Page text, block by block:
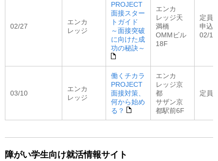
02/27
エンカ
レッジ
PROJECT
面接スター
トガイド
～面接突破
に向けた成
功の秘訣～
エンカ
レッジ天
満橋
OMMビル
18F
定員
申込
02/12
03/10
エンカ
レッジ
働くチカラ
PROJECT
面接対策、
何から始め
る？
エンカ
レッジ京
都
サザン京
都駅前6F
定員
障がい学生向け就活情報サイト